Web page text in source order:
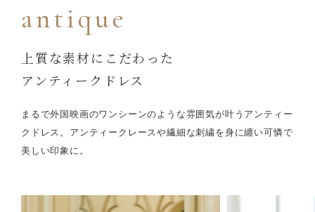
antique
上質な素材にこだわった
アンティークドレス
まるで外国映画のワンシーンのような雰囲気が叶うアンティー
クドレス。 アンティークレースや繊細な刺繍を身に纏い可憐で
美しい印象に。